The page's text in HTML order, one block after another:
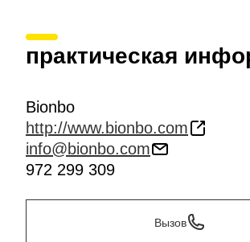
практическая
Bionbo
http://www.bionbo.com
info@bionbo.com
972 299 309
Вызов